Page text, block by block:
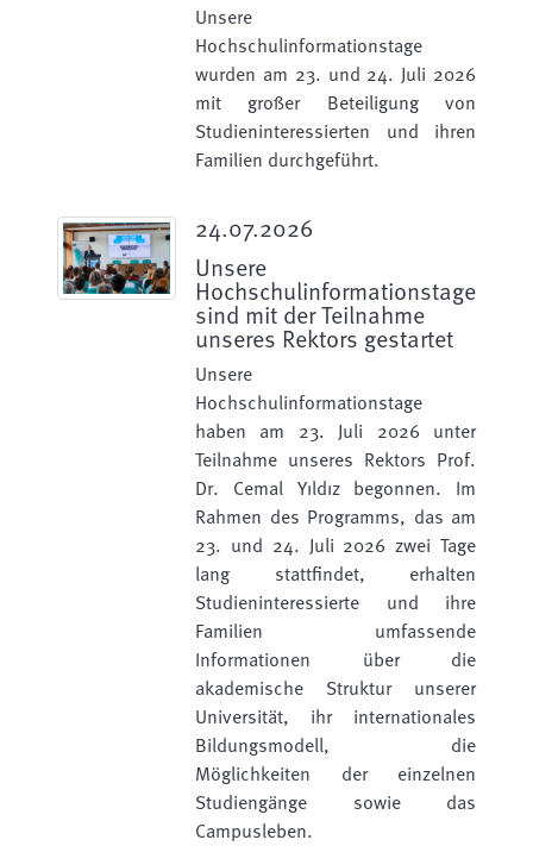
Unsere
Hochschulinformationstage
wurden am 23. und 24. Juli 2026
mit großer Beteiligung von
Studieninteressierten und ihren
Familien durchgeführt.
24.07.2026
Unsere
Hochschulinformationstage
sind mit der Teilnahme
unseres Rektors gestartet
Unsere
Hochschulinformationstage
haben am 23. Juli 2026 unter
Teilnahme unseres Rektors Prof.
Dr. Cemal Yıldız begonnen. Im
Rahmen des Programms, das am
23. und 24. Juli 2026 zwei Tage
lang stattfindet, erhalten
Studieninteressierte und ihre
Familien umfassende
Informationen über die
akademische Struktur unserer
Universität, ihr internationales
Bildungsmodell, die
Möglichkeiten der einzelnen
Studiengänge sowie das
Campusleben.